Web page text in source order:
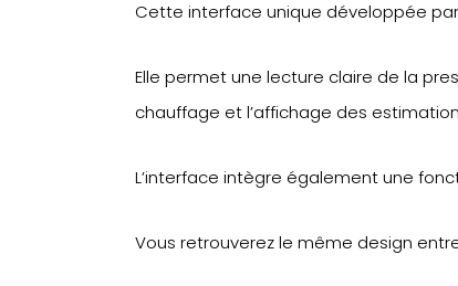
Cette interface unique développée
Elle permet une lecture claire de la
chauffage et l’affichage des
L’interface intègre également une
Vous retrouverez le même design